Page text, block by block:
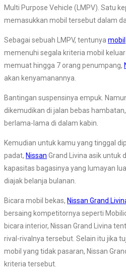
Multi Purpose Vehicle (LMPV). Satu
memasukkan mobil tersebut dalam
Sebagai sebuah LMPV, tentunya mobil
memenuhi segala kriteria mobil
memuat hingga 7 orang penumpang,
akan kenyamanannya.
Bantingan suspensinya empuk.
dikemudikan di jalan bebas
berlama-lama di dalam kabin.
Kemudian untuk kamu yang tinggal
padat, Nissan Grand Livina asik untuk
kapasitas bagasinya yang lumayan
diajak belanja bulanan.
Bicara mobil bekas, Nissan Grand
bersaing kompetitornya seperti
bicara interior, Nissan Grand Livina
rival-rivalnya tersebut. Selain itu jika
mobil yang tidak pasaran, Nissan
kriteria tersebut.